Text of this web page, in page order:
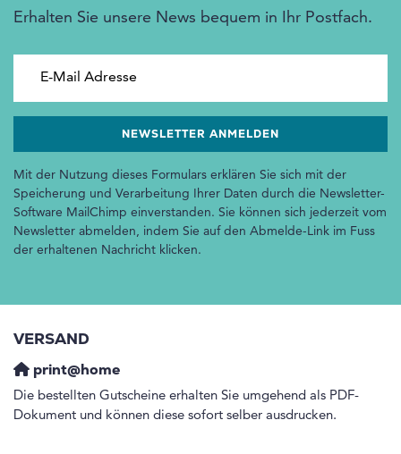
Erhalten Sie unsere News bequem in Ihr Postfach.
Mit der Nutzung dieses Formulars erklären Sie sich mit der
Speicherung und Verarbeitung Ihrer Daten durch die Newsletter-
Software MailChimp einverstanden. Sie können sich jederzeit vom
Newsletter abmelden, indem Sie auf den Abmelde-Link im Fuss
der erhaltenen Nachricht klicken.
VERSAND
print@home
Die bestellten Gutscheine erhalten Sie umgehend als PDF-
Dokument und können diese sofort selber ausdrucken.